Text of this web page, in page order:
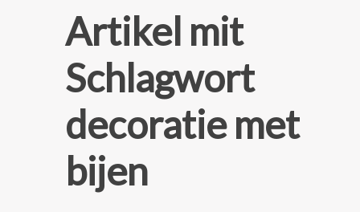
Artikel mit
Schlagwort
decoratie met
bijen